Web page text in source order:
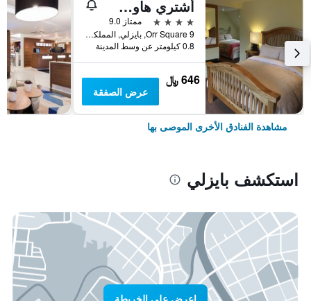
أشتري هاوس هوتل
4 نجوم
ممتاز 9.0
9 Orr Square, بايزلي, المملكة المتحدة
0.8 كيلومتر عن وسط المدينة
646 ﷼
عرض الصفقة
مشاهدة الفنادق الأخرى الموصى بها
استكشف بايزلي
اعرض على الخريطة